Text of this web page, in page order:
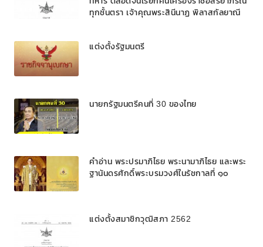
ทุกชั้นตรา เจ้าคุณพระสินีนาฏ พิลาสกัลยาณี
แต่งตั้งรัฐมนตรี
นายกรัฐมนตรีคนที่ 30 ของไทย
คำอ่าน พระปรมาภิไธย พระนามาภิไธย และพระ
ฐานันดรศักดิ์พระบรมวงศ์ในรัชกาลที่ ๑๐
แต่งตั้งสมาชิกวุฒิสภา 2562